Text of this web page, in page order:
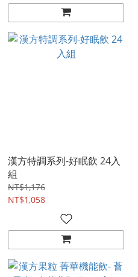
漢方特調系列-好眠飲 24入
組
NT$1,176
NT$1,058